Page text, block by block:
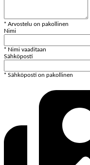
* Arvostelu on pakollinen
Nimi
* Nimi vaaditaan
Sähköposti
* Sähköposti on pakollinen